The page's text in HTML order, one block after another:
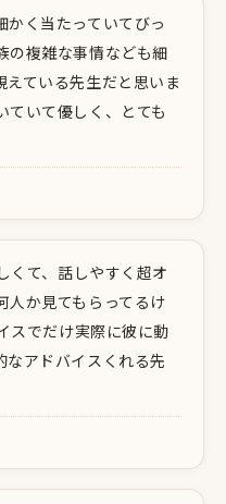
かく当たっていてびっ
の複雑な事情なども細
ている先生だと思いま
ていて優しく、とても
くて、話しやすく超オ
人か見てもらってるけ
スでだけ実際に彼に動
なアドバイスくれる先